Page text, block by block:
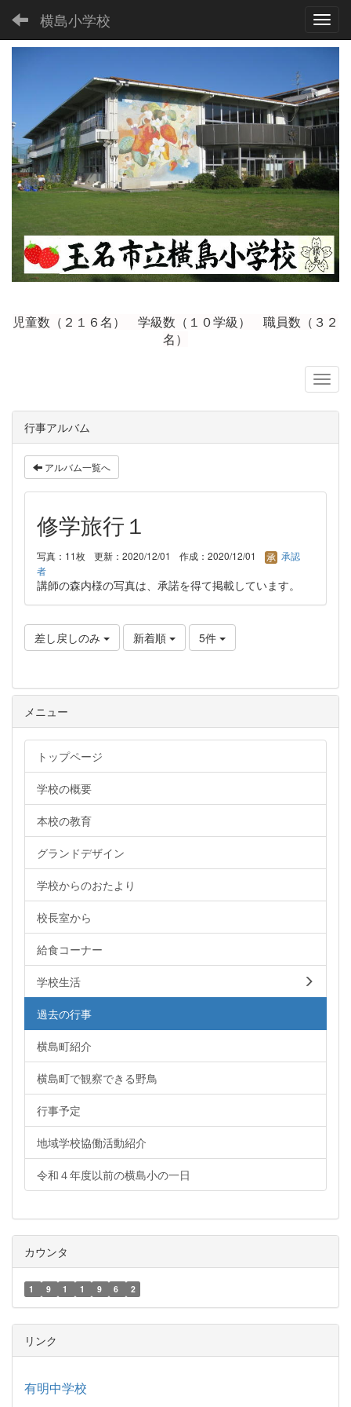
横島小学校
児童数（２１６名） 学級数（１０学級） 職員数（３２
名）
行事アルバム
アルバム一覧へ
修学旅行１
写真：11枚 更新：2020/12/01 作成：2020/12/01
承認
者
講師の森内様の写真は、承諾を得て掲載しています。
差し戻しのみ 新着順 5件
メニュー
トップページ
学校の概要
本校の教育
グランドデザイン
学校からのおたより
校長室から
給食コーナー
学校生活
過去の行事
横島町紹介
横島町で観察できる野鳥
行事予定
地域学校協働活動紹介
令和４年度以前の横島小の一日
カウンタ
1 9 1 1 9 6 2
リンク
有明中学校